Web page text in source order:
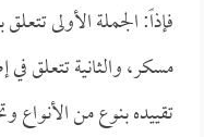
فإذاً: الجملة الأولى
مسكر، والثانية تتعلق
تقييده بنوع من